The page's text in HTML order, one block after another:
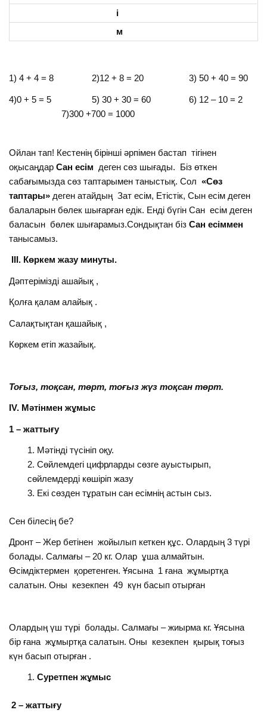
і
м
1) 4 + 4 = 8 2)12 + 8 = 20 3) 50 + 40 = 90
4)0 + 5 = 5 5) 30 + 30 = 60 6) 12 – 10 = 2
7)300 +700 = 1000
Ойлан тап! Кестенің бірінші әрпімен бастап тігінен
оқысаңдарСан есім деген сөз шығады. Біз өткен
сабағымызда сөз таптарымен таныстық. Сол«Сөз
таптары» деген атайдың Зат есім, Етістік, Сын есім деген
балаларын бөлек шығарған едік. Енді бүгін Сан есім деген
баласын бөлек шығарамыз.Сондықтан бізСан есіммен
танысамыз.
ІІІ. Көркем жазу минуты.
Дәптерімізді ашайық ,
Қолға қалам алайық .
Салақтықтан қашайық ,
Көркем етіп жазайық.
Тоғыз, тоқсан, төрт, тоғыз жүз тоқсан төрт.
ІV. Мәтінмен жұмыс
1 – жаттығу
Мәтінді түсініп оқу.
Сөйлемдегі цифрларды сөзге ауыстырып,
сөйлемдерді көшіріп жазу
Екі сөзден тұратын сан есімнің астын сыз.
Сен білесің бе?
Дронт – Жер бетінен жойылып кеткен құс. Олардың 3 түрі
болады. Салмағы – 20 кг. Олар ұша алмайтын.
Өсімдіктермен қоретенген. Ұясына 1 ғана жұмыртқа
салатын. Оны кезекпен 49 күн басып отырған
Олардың үш түрі болады. Салмағы – жиырма кг. Ұясына
бір ғана жұмыртқа салатын. Оны кезекпен қырық тоғыз
күн басып отырған .
Суретпен жұмыс
2 – жаттығу